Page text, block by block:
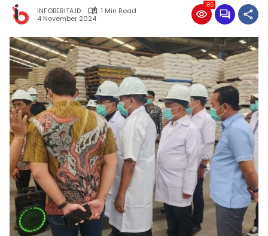
INFOBERITA.ID
1 Min Read
4 November 2024
185